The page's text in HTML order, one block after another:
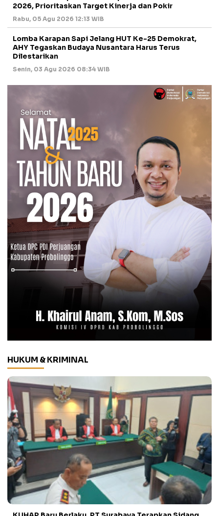
2026, Prioritaskan Target Kinerja dan Pokir
Rabu, 05 Agu 2026 12:13 WIB
Lomba Karapan Sapi Jelang HUT Ke-25 Demokrat,
AHY Tegaskan Budaya Nusantara Harus Terus
Dilestarikan
Senin, 03 Agu 2026 08:34 WIB
HUKUM & KRIMINAL